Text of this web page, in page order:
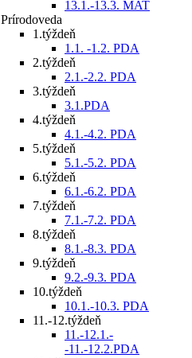
13.1.-13.3. MAT
Prírodoveda
1.týždeň
1.1. -1.2. PDA
2.týždeň
2.1.-2.2. PDA
3.týždeň
3.1.PDA
4.týždeň
4.1.-4.2. PDA
5.týždeň
5.1.-5.2. PDA
6.týždeň
6.1.-6.2. PDA
7.týždeň
7.1.-7.2. PDA
8.týždeň
8.1.-8.3. PDA
9.týždeň
9.2.-9.3. PDA
10.týždeň
10.1.-10.3. PDA
11.-12.týždeň
11.-12.1.-
-11.-12.2.PDA